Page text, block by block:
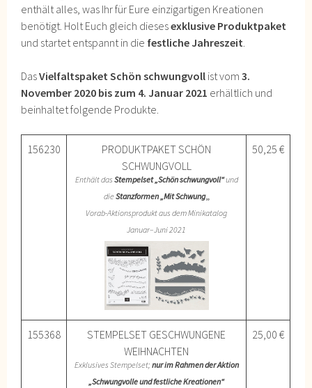
enthält alles, was Ihr für Eure einzigartigen Kreationen
benötigt. Holt Euch gleich diesesexklusive Produktpaket
und startet entspannt in die festliche Jahreszeit
DasVielfaltspaket Schön schwungvoll ist vom3.
November 2020 bis zum 4. Januar 2021 erhältlich und
beinhaltet folgende Produkte.
156230
PRODUKTPAKET SCHÖN
SCHWUNGVOLL
Enthält das Stempelset „Schön schwungvoll“und
dieStanzformen „Mit Schwung„
Vorab-Aktionsprodukt aus dem Minikatalog
Januar–Juni 2021
50,25 €
155368
STEMPELSET GESCHWUNGENE
WEIHNACHTEN
Exklusives Stempelset; nur im Rahmen der Aktion
„Schwungvolle und festliche Kreationen“
25,00 €